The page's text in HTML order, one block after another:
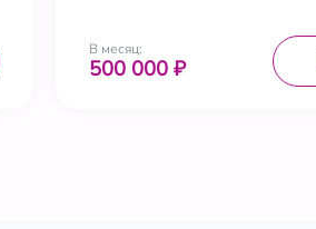
В месяц:
500 000 ₽